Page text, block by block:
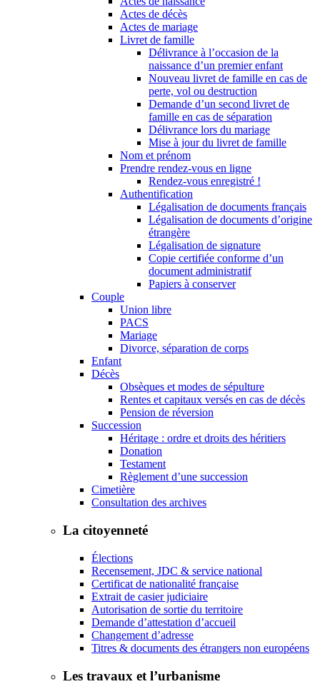
Actes de décès
Actes de mariage
Livret de famille
Délivrance à l’occasion de la
naissance d’un premier enfant
Nouveau livret de famille en cas de
perte, vol ou destruction
Demande d’un second livret de
famille en cas de séparation
Délivrance lors du mariage
Mise à jour du livret de famille
Nom et prénom
Prendre rendez-vous en ligne
Rendez-vous enregistré !
Authentification
Légalisation de documents français
Légalisation de documents d’origine
étrangère
Légalisation de signature
Copie certifiée conforme d’un
document administratif
Papiers à conserver
Couple
Union libre
PACS
Mariage
Divorce, séparation de corps
Enfant
Décès
Obsèques et modes de sépulture
Rentes et capitaux versés en cas de décès
Pension de réversion
Succession
Héritage : ordre et droits des héritiers
Donation
Testament
Règlement d’une succession
Cimetière
Consultation des archives
La citoyenneté
Élections
Recensement, JDC & service national
Certificat de nationalité française
Extrait de casier judiciaire
Autorisation de sortie du territoire
Demande d’attestation d’accueil
Changement d’adresse
Titres & documents des étrangers non européens
Les travaux et l’urbanisme